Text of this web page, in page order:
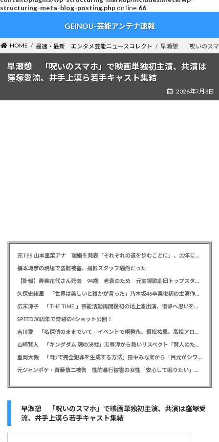
structuring-meta-blog-posting.phpon line 66
ン
ツ
ー
シ
GEINOU-芸能アンテナ速報
HOME 最速・最新 エンタメ芸能ニュースコレクト 早瀬憩 「呪いのスマ
早瀬憩 「呪いのスマホ」で映画単独初主演、共演は
窪塚愛流、井手上漠ら若手キャスト集結
2026年7月3日
元TBS 山本里菜アナ 離婚を発表「それぞれの道を歩むことに」、22年に一般男性と結婚
橋本環奈の現場で盗難被害、撮影スタッフ騒然だった
【訃報】寿美花代さん死去 94歳 老衰のため 元宝塚歌劇団トップスター、夫は高島忠夫さん、息子は高嶋政宏・政伸
久保史緒里 「世界は美しいと誰かが言った」乃木坂46卒業後初の主演作で母親役に「すごく貴重な経験をさせていただいた」
広末涼子 「THE TIME,」芸能活動再開後初の地上波出演、復帰へ思いを告白「自分の弱い部分だったり…」
SPEED30周年で奇跡の4ショット公開！
吉川愛 「名探偵のままでいて」イベントで綱啓永、恒松祐里、高松アロハと息ピッタリの仲良しトーク
山﨑賢人 「キングダム 魂の決戦」志尊淳から熱いリスペクト「賢人のためだったらみんな頑張る」
重岡大毅 「5秒で完全犯罪を生成する方法」田中みな実から「目元がシワシワ」とダメ出し連発されたことを暴露
元ジャンポケ・斉藤慎二被告 性的暴行被害の女性「安心して眠りたい」「何も恐れず外を歩きたい」
早瀬憩 「呪いのスマホ」で映画単独初主演、共演は窪塚愛
流、井手上漠ら若手キャスト集結